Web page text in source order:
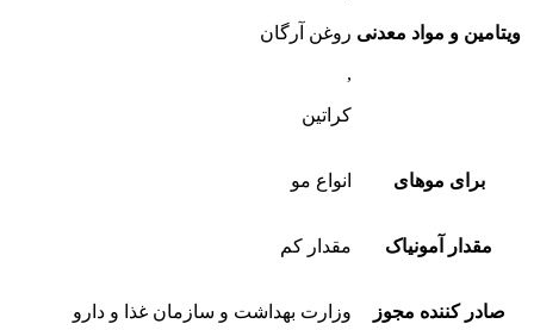
و مواد معدنی روغن آرگان
کراتین
برای موهای انواع مو
مقدار آمونیاک مقدار کم
کننده مجوز وزارت بهداشت و سازمان غذا و دارو